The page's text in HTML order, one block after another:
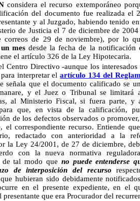
considera el recurso extemporáneo
del documento fue realizada el
y al Juzgado, habiendo tenido
de Justicia el 7 de diciembre de
correos de 29 de noviembre), por lo
mesdesde la fecha de la notificación
el artículo 326 de la Ley Hipotecaria.
Directivo -aunque los interesados
interpretar elartículo 134 del
señala que el documento calificado se
y el Juez o Tribunal se limitará
al Ministerio Fiscal, si fuera parte, y
que, en vista de la calificación,
de los defectos observados o
el correspondiente recurso. Entiende
redactado con anterioridad a la
la Ley 24/2001, de 27 de diciembre,
con la nueva normativa
de tal modo que no puede entenderse
de interposición del recurso
hubieran sido debidamente
en el presente expediente, en el
que era Procurador del